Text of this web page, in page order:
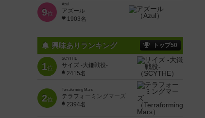
9位
Azul
アズール
1903名
興味ありランキング トップ50
1位
SCYTHE
サイズ -大鎌戦役-
2415名
2位
Terraforming Mars
テラフォーミングマーズ
2394名